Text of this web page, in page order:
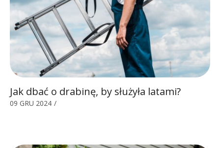
Jak dbać o drabinę, by służyła latami?
09 GRU 2024 /